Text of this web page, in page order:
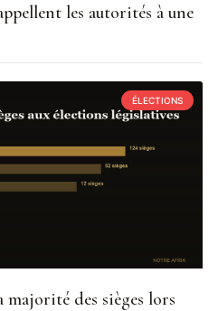
les autorités à une
ÉLECTIONS
des sièges lors